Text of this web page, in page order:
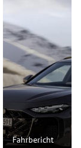
Fahrbericht